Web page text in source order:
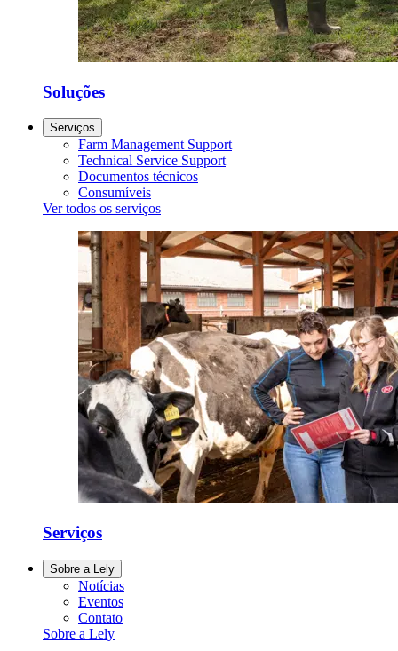
Soluções
Serviços
Farm Management Support
Technical Service Support
Documentos técnicos
Consumíveis
Ver todos os serviços
Serviços
Sobre a Lely
Notícias
Eventos
Contato
Sobre a Lely